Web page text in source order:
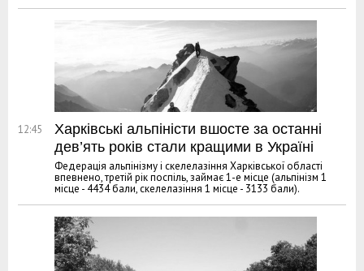
12:45
Харківські альпіністи вшосте за останні
дев’ять років стали кращими в Україні
Федерація альпінізму і скелелазіння Харківської області
впевнено, третій рік поспіль, займає 1-е місце (альпінізм 1
місце - 4434 бали, скелелазіння 1 місце - 3133 бали).